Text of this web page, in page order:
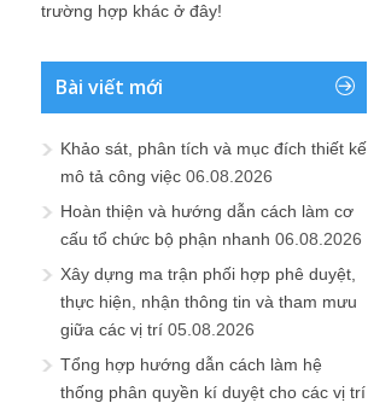
trường hợp khác ở đây!
Bài viết mới
Khảo sát, phân tích và mục đích thiết kế
mô tả công việc 06.08.2026
Hoàn thiện và hướng dẫn cách làm cơ
cấu tổ chức bộ phận nhanh 06.08.2026
Xây dựng ma trận phối hợp phê duyệt,
thực hiện, nhận thông tin và tham mưu
giữa các vị trí 05.08.2026
Tổng hợp hướng dẫn cách làm hệ
thống phân quyền kí duyệt cho các vị trí